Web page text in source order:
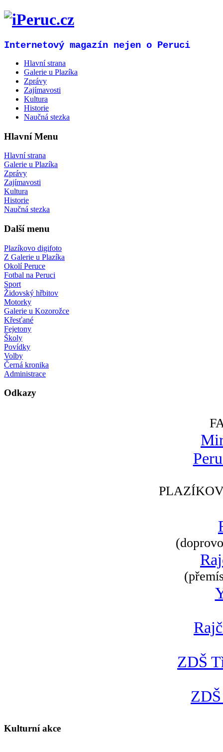
Internetový magazín nejen o Peruci
Hlavní strana
Galerie u Plazíka
Zprávy
Zajímavosti
Kultura
Historie
Naučná stezka
Hlavní Menu
Hlavní strana
Galerie u Plazíka
Zprávy
Zajímavosti
Kultura
Historie
Naučná stezka
Další menu
Plazíkovo digifoto
Z Galerie u Plazíka
Okolí Peruce
Fotbal na Peruci
Sport
Židovský hřbitov
Motorky
Galerie u Kozorožce
Křesťané
Fejetony
Školy
Povídky
Volby
Černá kronika
Administrace
Odkazy
ZDŠ
Kulturní akce